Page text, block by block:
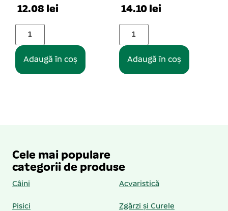
14.10 lei
Adaugă în coș
16.77 lei
Adaugă în coș
Cele mai populare
categorii de produse
Câini Acvaristică
Pisici Zgărzi și Curele